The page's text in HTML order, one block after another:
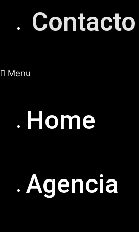
Contacto
Menu
Home
Agencia